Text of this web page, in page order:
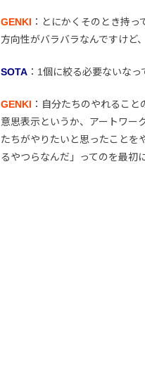
GENKI ：とにかくそのとき持
方向性がバラバラなんですけど
SOTA ：1個に絞る必要ないなっ
GENKI ：自分たちのやれるこ
意思表示というか、アートワー
たちがやりたいと思ったことを
るやつらなんだ」ってのを最初